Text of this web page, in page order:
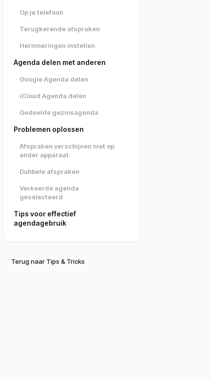
Op je telefoon
Terugkerende afspraken
Herinneringen instellen
Agenda delen met anderen
Google Agenda delen
iCloud Agenda delen
Gedeelde gezinsagenda
Problemen oplossen
Afspraken verschijnen niet op
ander apparaat
Dubbele afspraken
Verkeerde agenda
geselecteerd
Tips voor effectief
agendagebruik
Terug naar Tips & Tricks